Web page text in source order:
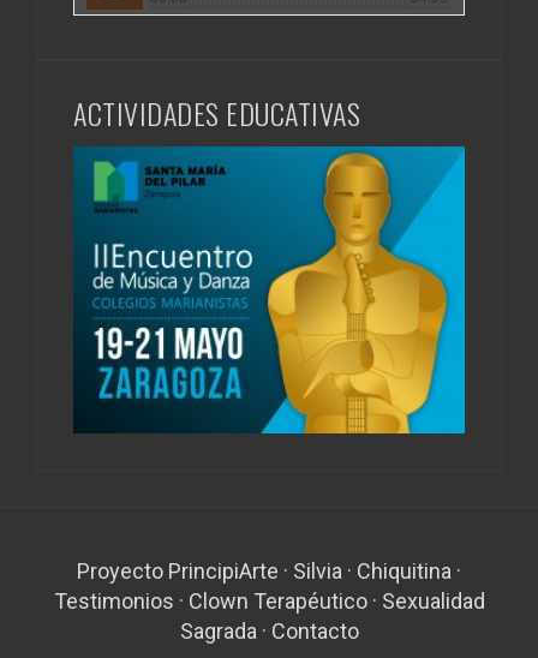
ACTIVIDADES EDUCATIVAS
Proyecto PrincipiArte · Silvia · Chiquitina ·
Testimonios · Clown Terapéutico· Sexualidad
Sagrada· Contacto